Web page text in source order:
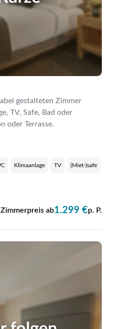
gestalteten Zimmer
TV, Safe, Bad oder
oder Terrasse.
Klimaanlage TV (Miet-)safe
Zimmerpreis ab1.299 €p. P.